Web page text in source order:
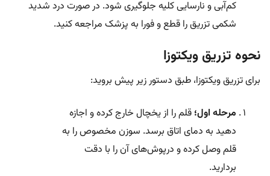
کم‌آبی و نارسایی کلیه جلوگیری شود. در صورت درد شدید
شکمی تزریق را قطع و فورا به پزشک مراجعه کنید.
نحوه تزریق ویکتوزا
برای تزریق ویکتوزا، طبق دستور زیر پیش بروید:
مرحله اول؛ قلم را از یخچال خارج کرده و اجازه
دهید به دمای اتاق برسد. سوزن مخصوص را به
قلم وصل کرده و درپوش‌های آن را با دقت
بردارید.